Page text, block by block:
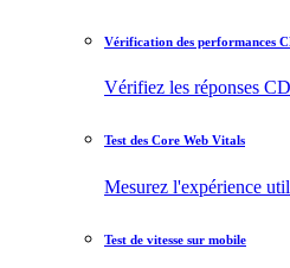
Vérification des performances
Vérifiez les réponses
Test des Core Web Vitals
Mesurez l'expérience
Test de vitesse sur mobile